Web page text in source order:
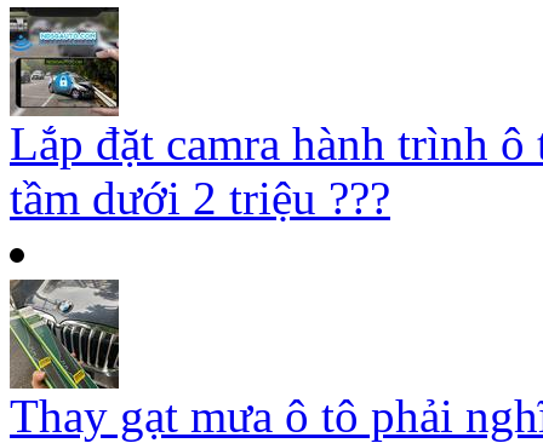
Lắp đặt camra hành trình
tầm dưới 2 triệu ???
Thay gạt mưa ô tô phải